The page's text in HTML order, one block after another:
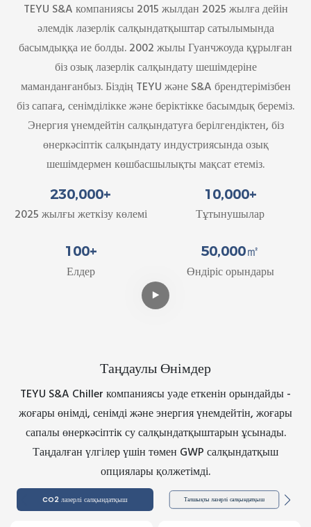
TEYU S&A компаниясы 2015 жылдан 2025 жылға дейін
әлемдік лазерлік салқындатқыштар сатылымында
басымдыққа ие болды. 2002 жылы Гуанчжоуда құрылған
біз озық лазерлік салқындату шешімдеріне
маманданғанбыз. Біздің TEYU және S&A брендтерімізбен
біз сапаға, сенімділікке және беріктікке басымдық береміз.
Энергия үнемдейтін салқындатуға берілгендіктен, біз
өнеркәсіптік салқындату индустриясында озық
шешімдермен көшбасшылықты мақсат етеміз.
230,000+
2025 жылғы жеткізу көлемі
10,000+
Тұтынушылар
100+
Елдер
50,000㎡
Өндіріс орындары
Таңдаулы Өнімдер
TEYU S&A Chiller компаниясы уәде еткенін орындайды -
жоғары өнімді, сенімді және энергия үнемдейтін, жоғары
сапалы өнеркәсіптік су салқындатқыштарын ұсынады.
Таңдалған үлгілер үшін төмен GWP салқындатқыш
опциялары қолжетімді.
CO2 лазерлі салқындатқыш Талшықты лазерлі салқындатқыш